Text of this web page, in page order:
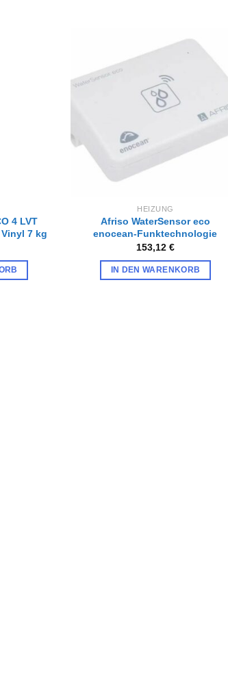
4 LVT
7 kg
Wunschliste
HEIZUNG
Afriso WaterSensor eco
enocean-Funktechnologie
153,12 €
IN DEN WARENKORB